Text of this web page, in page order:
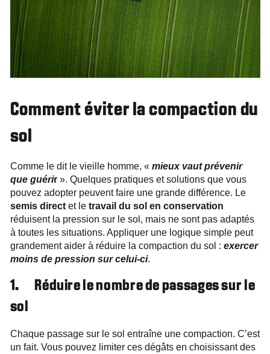
Comment éviter la compaction du
sol
Comme le dit le vieille homme, « mieux vaut prévenir
que guérir». Quelques pratiques et solutions que vous
pouvez adopter peuvent faire une grande différence. Le
semis directet le travail du sol en conservation
réduisent la pression sur le sol, mais ne sont pas adaptés
à toutes les situations. Appliquer une logique simple peut
grandement aider à réduire la compaction du sol : exercer
moins de pression sur celui-ci.
1. Réduire le nombre de passages sur le
sol
Chaque passage sur le sol entraîne une compaction. C’est
un fait. Vous pouvez limiter ces dégâts en choisissant des